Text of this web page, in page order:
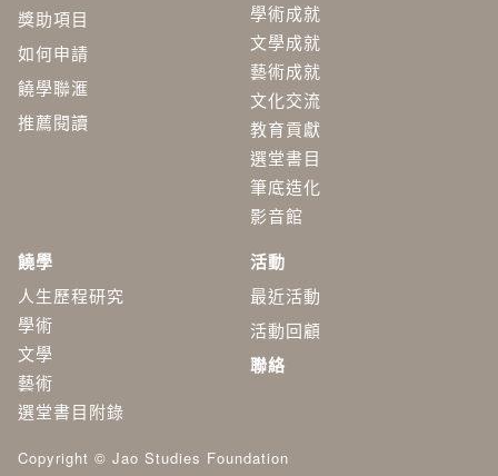
獎助項目
如何申請
饒學聯滙
推薦閱讀
學術成就
文學成就
藝術成就
文化交流
教育貢獻
選堂書目
筆底造化
影音館
饒學
人生歷程研究
學術
​文學
藝術
選堂書目附錄
活動
最近活動
活動回顧
聯絡
Copyright © Jao Studies Foundation